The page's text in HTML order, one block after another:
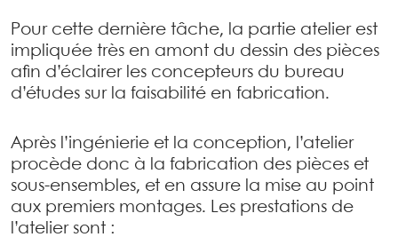
Pour cette dernière tâche, la partie atelier est
impliquée très en amont du dessin des pièces
afin d’éclairer les concepteurs du bureau
d’études sur la faisabilité en fabrication.
Après l’ingénierie et la conception, l’atelier
procède donc à la fabrication des pièces et
sous-ensembles, et en assure la mise au point
aux premiers montages. Les prestations de
l’atelier sont :